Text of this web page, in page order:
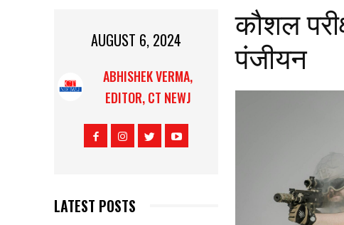
AUGUST 6, 2024
ABHISHEK VERMA,
EDITOR, CT NEWJ
LATEST POSTS
कौशल
पंजीयन